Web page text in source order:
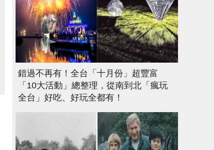
錯過不再有！全台「十月份」超豐富
「10大活動」總整理，從南到北「瘋玩
全台」好吃、好玩全都有！